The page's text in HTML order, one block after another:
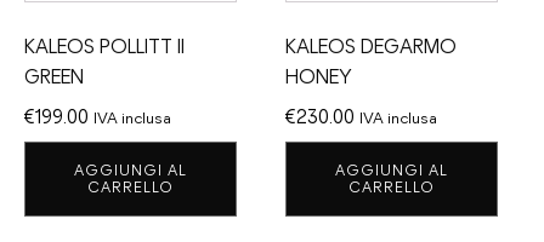
KALEOS POLLITT II
GREEN
€199.00 IVA inclusa
AGGIUNGI AL
CARRELLO
KALEOS DEGARMO
HONEY
€230.00 IVA inclusa
AGGIUNGI AL
CARRELLO